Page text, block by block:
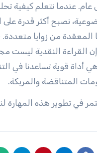
عندما نتعلم كيفية
نصبح أكثر قدرة على
المعقدة من زوايا متعددة.
القراءة النقدية ليست
أداة قوية تساعدنا في
المتناقضة والمربكة.
في تطوير هذه المهارة